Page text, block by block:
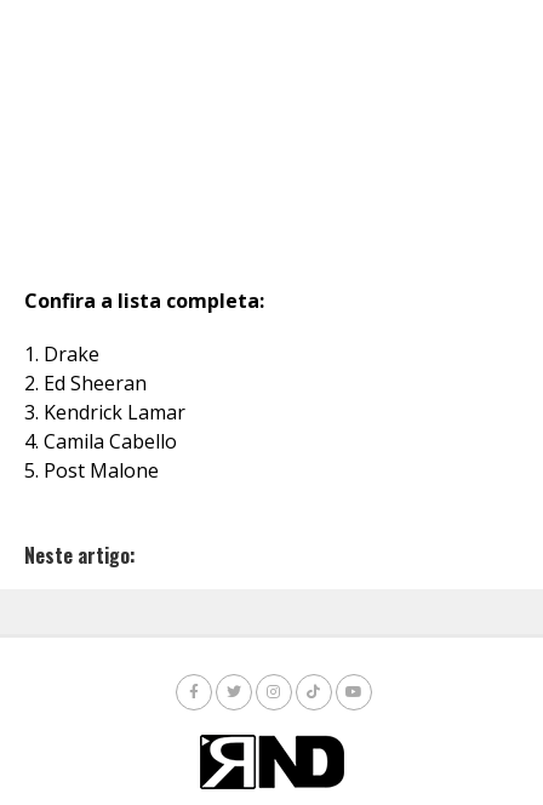
Confira a lista completa:
1. Drake
2. Ed Sheeran
3. Kendrick Lamar
4. Camila Cabello
5. Post Malone
Neste artigo: